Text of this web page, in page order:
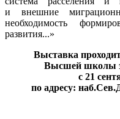
и внешние
необходимость
развития...»
Выставка
Высшей школы
с 21
по адресу: